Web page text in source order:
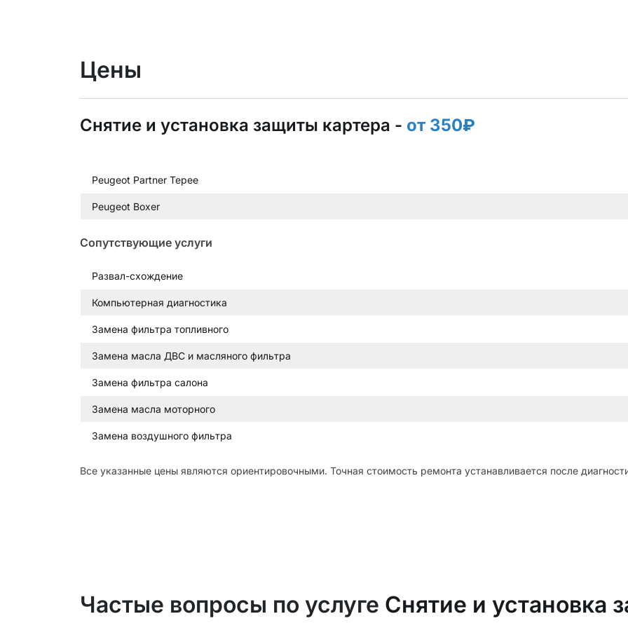
Цены
Снятие и установка защиты картера - от 350₽
Peugeot Partner Tepee
Peugeot Boxer
Сопутствующие услуги
Развал-схождение
Компьютерная диагностика
Замена фильтра топливного
Замена масла ДВС и масляного фильтра
Замена фильтра салона
Замена масла моторного
Замена воздушного фильтра
Все указанные цены являются ориентировочными. Точная стоимость ремонта устанавливается после
Частые вопросы по услуге Снятие и установка